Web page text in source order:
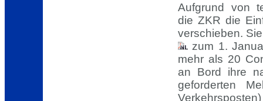
Aufgrund von
die ZKR die
verschieben.
zum 1.
mehr als 20
an Bord ihre
geforderten